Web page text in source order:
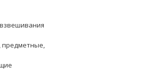
предметные,